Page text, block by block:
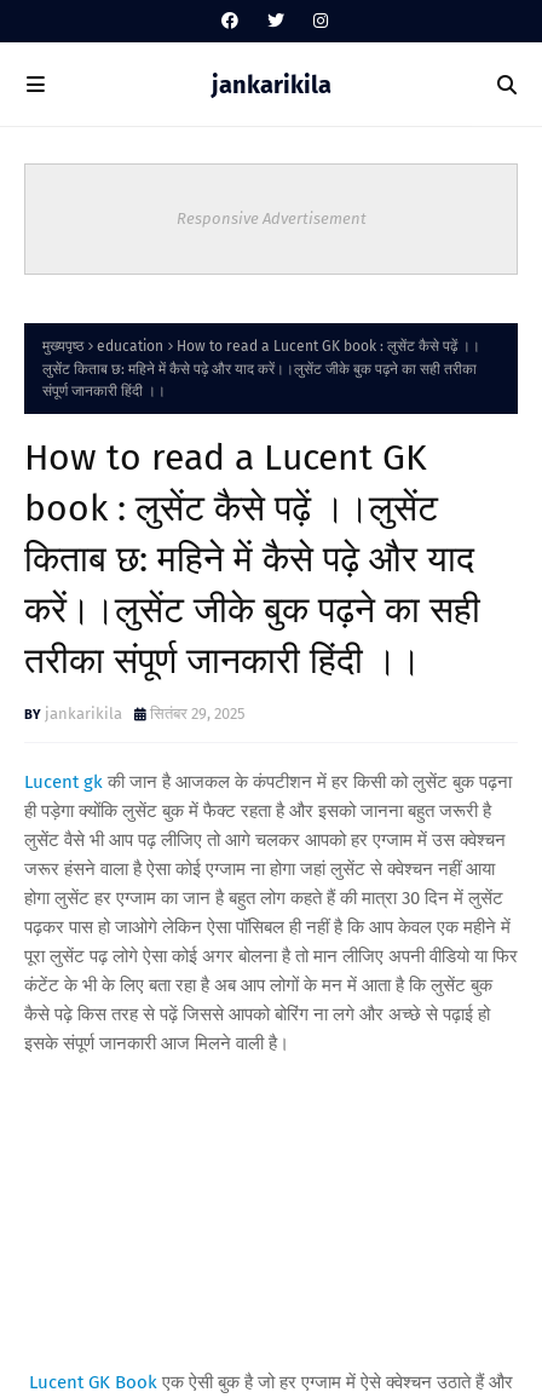
jankarikila
Responsive Advertisement
मुख्यपृष्ठ education
How to read a Lucent GK book : लुसेंट कैसे पढ़ें ।।
लुसेंट किताब छ: महिने में कैसे पढ़े और याद करें।।लुसेंट जीके बुक पढ़ने का सही तरीका
संपूर्ण जानकारी हिंदी ।।
How to read a Lucent GK
book : लुसेंट कैसे पढ़ें ।।लुसेंट
किताब छ: महिने में कैसे पढ़े और याद
करें।।लुसेंट जीके बुक पढ़ने का सही
तरीका संपूर्ण जानकारी हिंदी ।।
jankarikila सितंबर 29, 2025
Lucent gk की जान है आजकल के कंपटीशन में हर किसी को लुसेंट बुक पढ़ना
ही पड़ेगा क्योंकि लुसेंट बुक में फैक्ट रहता है और इसको जानना बहुत जरूरी है
लुसेंट वैसे भी आप पढ़ लीजिए तो आगे चलकर आपको हर एग्जाम में उस क्वेश्चन
जरूर हंसने वाला है ऐसा कोई एग्जाम ना होगा जहां लुसेंट से क्वेश्चन नहीं आया
होगा लुसेंट हर एग्जाम का जान है बहुत लोग कहते हैं की मात्रा 30 दिन में लुसेंट
पढ़कर पास हो जाओगे लेकिन ऐसा पॉसिबल ही नहीं है कि आप केवल एक महीने में
पूरा लुसेंट पढ़ लोगे ऐसा कोई अगर बोलना है तो मान लीजिए अपनी वीडियो या फिर
कंटेंट के भी के लिए बता रहा है अब आप लोगों के मन में आता है कि लुसेंट बुक
कैसे पढ़े किस तरह से पढ़ें जिससे आपको बोरिंग ना लगे और अच्छे से पढ़ाई हो
इसके संपूर्ण जानकारी आज मिलने वाली है।
Lucent GK Book एक ऐसी बुक है जो हर एग्जाम में ऐसे क्वेश्चन उठाते हैं और